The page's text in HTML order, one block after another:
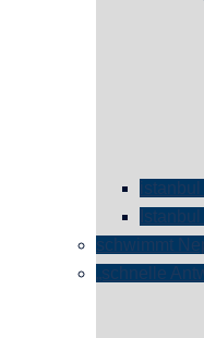
istanbul
schwimmt
„schnelle